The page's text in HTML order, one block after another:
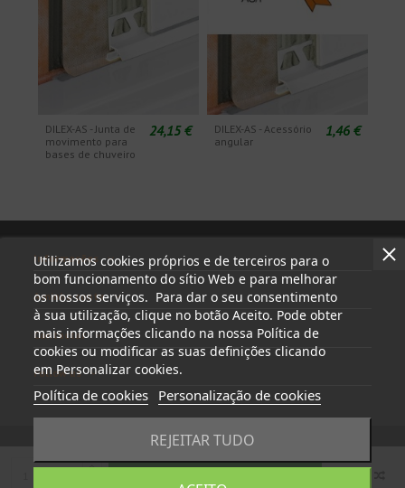
DILEX-AS - Junta de
movimento para
bases de chuveiro
24,15 €
DILEX-AS - Acessório
angular
1,46 €
Utilizamos cookies próprios e de terceiros para o
bom funcionamento do sítio Web e para melhorar
os nossos serviços. Para dar o seu consentimento
à sua utilização, clique no botão Aceito. Pode obter
mais informações clicando na nossa Política de
cookies ou modificar as suas definições clicando
em Personalizar cookies.
Política de cookies Personalização de cookies
REJEITAR TUDO
Informações
A minha conta
Contactar
Follow us